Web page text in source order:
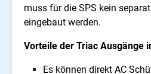
muss für die SPS kein
eingebaut werden.
Vorteile der Triac Ausgänge
Es können direkt AC